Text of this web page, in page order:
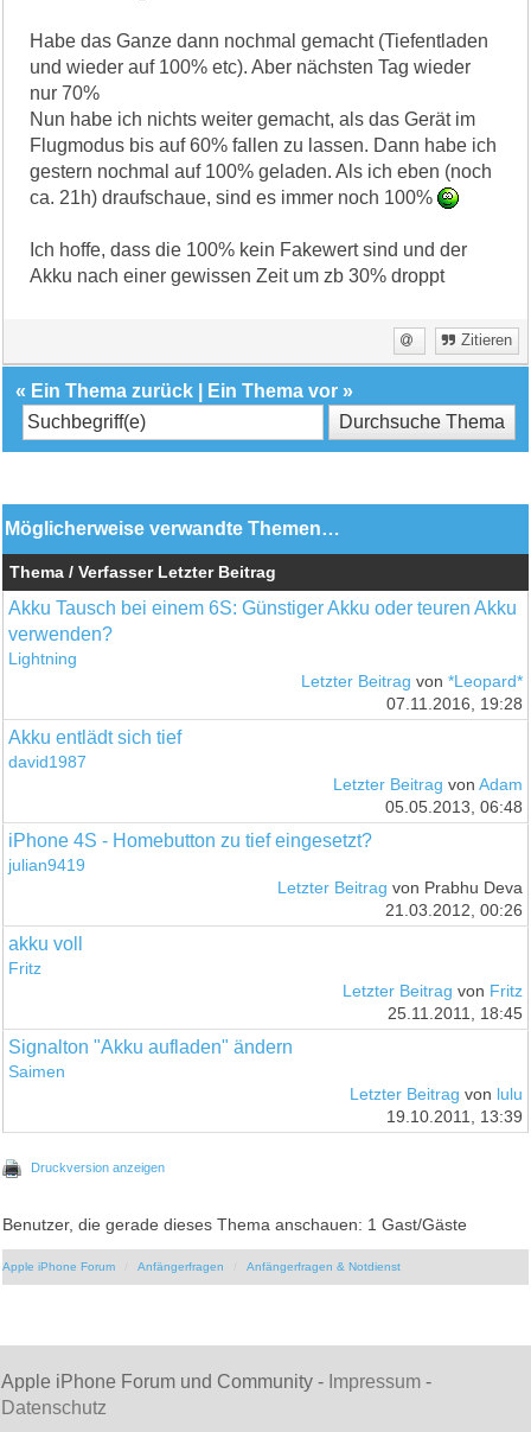
Habe das Ganze dann nochmal gemacht (Tiefentladen
und wieder auf 100% etc). Aber nächsten Tag wieder
nur 70%
Nun habe ich nichts weiter gemacht, als das Gerät im
Flugmodus bis auf 60% fallen zu lassen. Dann habe ich
gestern nochmal auf 100% geladen. Als ich eben (noch
ca. 21h) draufschaue, sind es immer noch 100%
Ich hoffe, dass die 100% kein Fakewert sind und der
Akku nach einer gewissen Zeit um zb 30% droppt
Zitieren
« Ein Thema zurück Ein Thema vor »
Möglicherweise verwandte Themen…
Thema / Verfasser Letzter Beitrag
Akku Tausch bei einem 6S: Günstiger Akku oder teuren Akku
verwenden?
Lightning
Letzter Beitrag von *Leopard*
07.11.2016, 19:28
Akku entlädt sich tief
david1987
Letzter Beitrag von Adam
05.05.2013, 06:48
iPhone 4S - Homebutton zu tief eingesetzt?
julian9419
Letzter Beitrag von Prabhu Deva
21.03.2012, 00:26
akku voll
Fritz
Letzter Beitrag von Fritz
25.11.2011, 18:45
Signalton "Akku aufladen" ändern
Saimen
Letzter Beitrag von lulu
19.10.2011, 13:39
Druckversion anzeigen
Benutzer, die gerade dieses Thema anschauen: 1 Gast/Gäste
Apple iPhone Forum Anfängerfragen Anfängerfragen & Notdienst
Apple iPhone Forum und Community - Impressum -
Datenschutz